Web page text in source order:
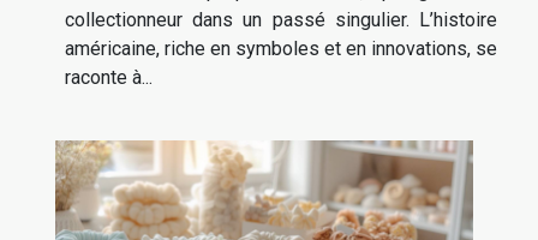
collectionneur dans un passé singulier. L’histoire
américaine, riche en symboles et en innovations, se
raconte à...